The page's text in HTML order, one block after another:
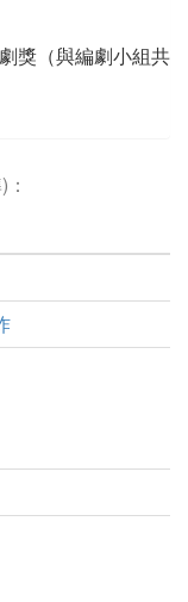
獎（與編劇小組共